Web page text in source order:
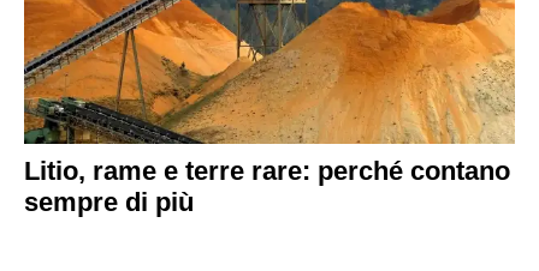
Litio, rame e terre rare: perché contano
sempre di più